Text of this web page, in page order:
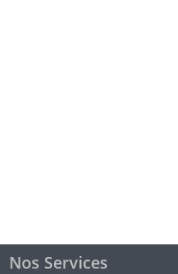
Nos Services